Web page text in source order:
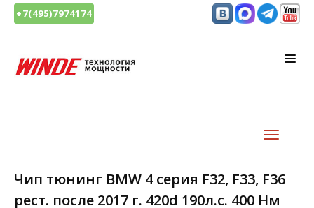
+7(495)7974174
Чип тюнинг BMW 4 серия F32, F33, F36
рест. после 2017 г. 420d 190л.с. 400 Нм